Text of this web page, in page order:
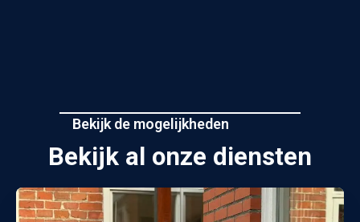
Bekijk de mogelijkheden
Bekijk al onze diensten